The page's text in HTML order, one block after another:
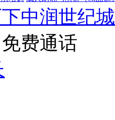
中润世纪
免费通话